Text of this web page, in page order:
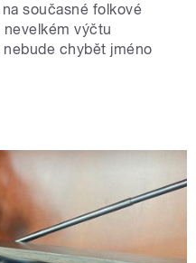
současné folkové
výčtu
chybět jméno